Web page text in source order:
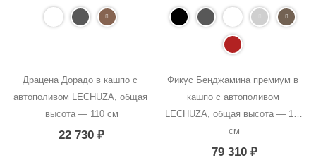
Драцена Дорадо в кашпо с
автополивом LECHUZA, общая
высота — 110 см
22 730₽
Фикус Бенджамина премиум в
кашпо с автополивом
LECHUZA, общая высота — 170
см
79 310 ₽